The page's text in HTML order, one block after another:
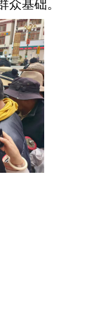
基础。